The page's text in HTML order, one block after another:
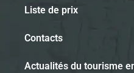
Liste de prix
Contacts
Actualités du tourisme